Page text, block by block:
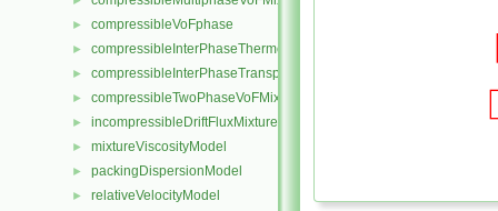
► compressibleVoFphase
► compressibleInterPhaseThermophysicalTransportModel
► compressibleInterPhaseTransportModel
► compressibleTwoPhaseVoFMixture
► incompressibleDriftFluxMixture
► mixtureViscosityModel
► packingDispersionModel
► relativeVelocityModel